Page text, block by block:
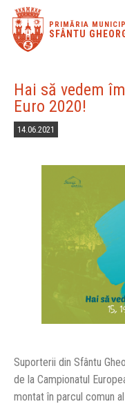
PRIMĂRIA
SFÂNTU
Hai să vedem
Euro 2020!
14.06.2021
Suporterii din Sfântu
de la Campionatul
montat în parcul comun